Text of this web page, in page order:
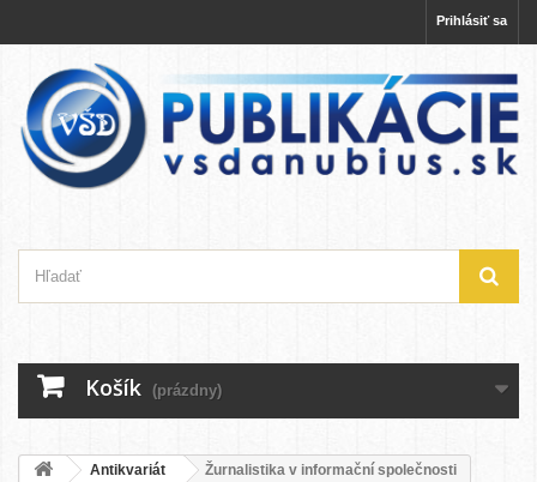
Prihlásiť sa
Košík (prázdny)
Antikvariát Žurnalistika v informační společnosti